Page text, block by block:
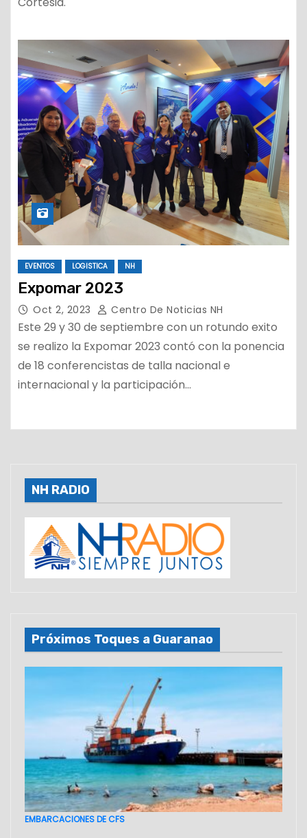
EVENTOS LOGISTICA NH
Expomar 2023
Oct 2, 2023 Centro De Noticias NH
Este 29 y 30 de septiembre con un rotundo exito
se realizo la Expomar 2023 contó con la ponencia
de 18 conferencistas de talla nacional e
internacional y la participación…
NH RADIO
Próximos Toques a Guaranao
EMBARCACIONES DE CFS